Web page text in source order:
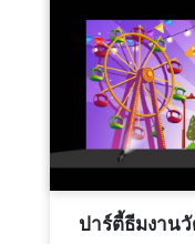
ปาร์ตี้ธีมงาน